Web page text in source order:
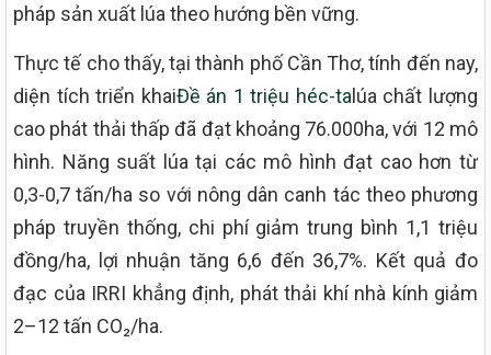
pháp sản xuất lúa theo hướng bền vững.
Thực tế cho thấy, tại thành phố Cần Thơ, tính đến nay,
diện tích triển khaiĐề án 1 triệu héc-talúa chất lượng
cao phát thải thấp đã đạt khoảng 76.000ha, với 12 mô
hình. Năng suất lúa tại các mô hình đạt cao hơn từ
0,3-0,7 tấn/ha so với nông dân canh tác theo phương
pháp truyền thống, chi phí giảm trung bình 1,1 triệu
đồng/ha, lợi nhuận tăng 6,6 đến 36,7%. Kết quả đo
đạc của IRRI khẳng định, phát thải khí nhà kính giảm
2–12 tấn CO₂/ha.